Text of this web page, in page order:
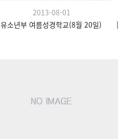
2013-08-01
유소년부 여름성경학교(8월 20일)